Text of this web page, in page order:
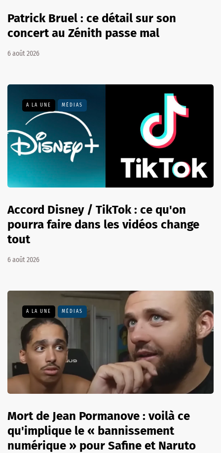
Patrick Bruel : ce détail sur son
concert au Zénith passe mal
6 août 2026
A LA UNE MÉDIAS
Accord Disney / TikTok : ce qu'on
pourra faire dans les vidéos change
tout
6 août 2026
A LA UNE MÉDIAS
Mort de Jean Pormanove : voilà ce
qu'implique le « bannissement
numérique » pour Safine et Naruto